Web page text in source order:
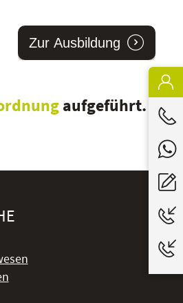
Zur Ausbildung
aufgeführt.